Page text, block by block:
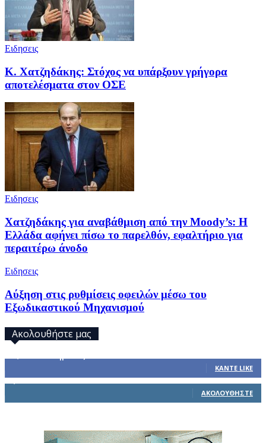
Ειδησεις
Κ. Χατζηδάκης: Στόχος να υπάρξουν γρήγορα
αποτελέσματα στον ΟΣΕ
Ειδησεις
Χατζηδάκης για αναβάθμιση από την Moody’s: H
Ελλάδα αφήνει πίσω το παρελθόν, εφαλτήριο για
περαιτέρω άνοδο
Ειδησεις
Αύξηση στις ρυθμίσεις οφειλών μέσω του
Εξωδικαστικού Μηχανισμού
Ακολουθήστε μας
ΚΆΝΤΕ LIKE
ΑΚΟΛΟΥΘΉΣΤΕ